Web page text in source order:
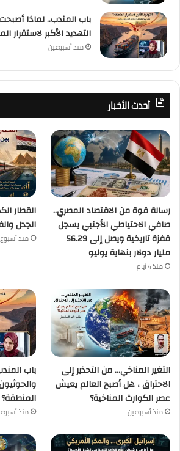
باب المندب.. لماذا
التهديد الأكبر لاستقرار
منذ أسبوعين
أحدث الأخبار
رسالة قوة من الاقتصاد المصري..
صافي الاحتياطي الأجنبي يسجل
قفزة تاريخية ويصل إلى 56.29
مليار دولار بنهاية يوليو
منذ 4 أيام
القطار
الجدل
منذ
التغير المناخي… من التحذير إلى
الاحتراق ، هل أصبح العالم يعيش
عصر الكوارث المناخية؟
منذ أسبوعين
باب
المنطقة؟
منذ